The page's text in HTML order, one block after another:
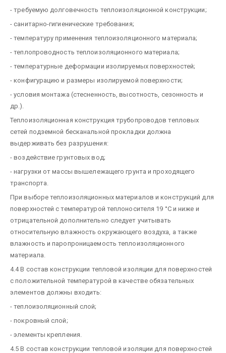
- требуемую долговечность теплоизоляционной конструкции;
- санитарно-гигиенические требования;
- температуру применения теплоизоляционного материала;
- теплопроводность теплоизоляционного материала;
- температурные деформации изолируемых поверхностей;
- конфигурацию и размеры изолируемой поверхности;
- условия монтажа (стесненность, высотность, сезонность и
др.).
Теплоизоляционная конструкция трубопроводов тепловых
сетей подземной бесканальной прокладки должна
выдерживать без разрушения:
- воздействие грунтовых вод;
- нагрузки от массы вышележащего грунта и проходящего
транспорта.
При выборе теплоизоляционных материалов и конструкций для
поверхностей с температурой теплоносителя 19 °С и ниже и
отрицательной дополнительно следует учитывать
относительную влажность окружающего воздуха, а также
влажность и паропроницаемость теплоизоляционного
материала.
4.4 В состав конструкции тепловой изоляции для поверхностей
с положительной температурой в качестве обязательных
элементов должны входить:
- теплоизоляционный слой;
- покровный слой;
- элементы крепления.
4.5 В состав конструкции тепловой изоляции для поверхностей